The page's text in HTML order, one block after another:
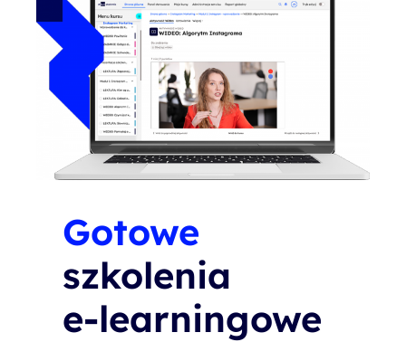
Gotowe
szkolenia
e-learningowe